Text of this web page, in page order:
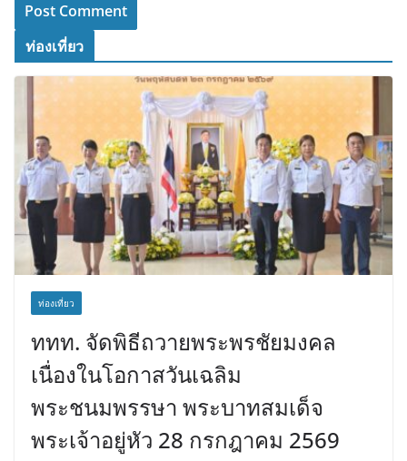
ท่องเที่ยว
ท่องเที่ยว
ททท. จัดพิธีถวายพระพรชัยมงคล
เนื่องในโอกาสวันเฉลิม
พระชนมพรรษา พระบาทสมเด็จ
พระเจ้าอยู่หัว 28 กรกฎาคม 2569